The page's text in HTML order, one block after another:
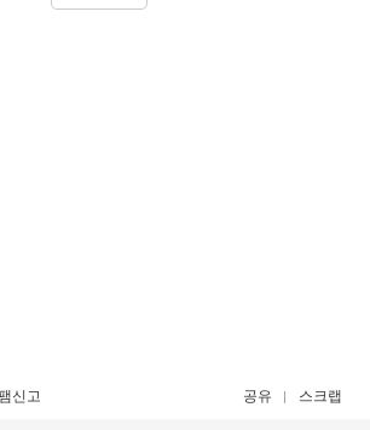
신고 공유 스크랩